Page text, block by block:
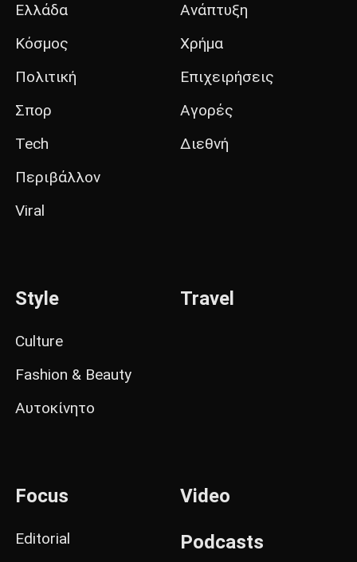
Ελλάδα
Κόσμος
Πολιτική
Σπορ
Tech
Περιβάλλον
Viral
Ανάπτυξη
Χρήμα
Επιχειρήσεις
Αγορές
Διεθνή
Style
Culture
Fashion & Beauty
Αυτοκίνητο
Travel
Focus
Editorial
Video
Podcasts